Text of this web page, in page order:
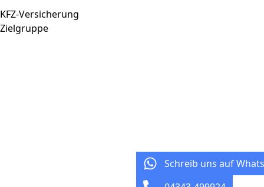
KFZ-Versicherung
Zielgruppe
Schreib uns auf